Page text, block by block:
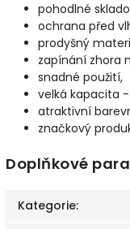
pohodlné
ochrana před
prodyšný
zapínání zhora
snadné použití,
velká kapacita -
atraktivní
značkový
Doplňkové
Kategorie: